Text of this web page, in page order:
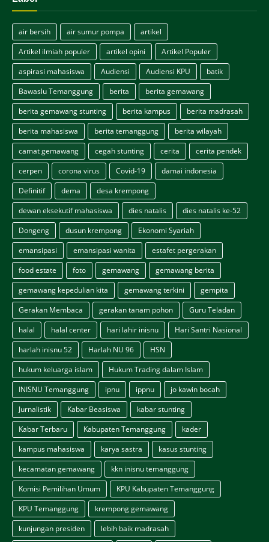
air bersih air sumur pompa
artikel
Artikel ilmiah populer
artikel opini
Artikel Populer
aspirasi mahasiswa
Audiensi Audiensi KPU
batik
Bawaslu Temanggung
berita
berita gemawang
berita gemawang stunting
berita kampus
berita madrasah
berita mahasiswa
berita temanggung
berita wilayah
camat gemawang
cegah stunting cerita
cerita pendek
cerpen
corona virus Covid-19
damai indonesia
Definitif
dema
desa krempong
dewan eksekutif mahasiswa
dies natalis
dies natalis ke-52
Dongeng
dusun krempong
Ekonomi Syariah
emansipasi
emansipasi wanita
estafet pergerakan
food estate
foto gemawang
gemawang berita
gemawang kepedulian kita
gemawang terkini
gempita
Gerakan Membaca
gerakan tanam pohon
Guru Teladan
halal
halal center hari lahir inisnu
Hari Santri Nasional
harlah inisnu 52
Harlah NU 96
HSN
hukum keluarga islam
Hukum Trading dalam Islam
INISNU Temanggung
ipnu ippnu
jo kawin bocah
Jurnalistik
Kabar Beasiswa
kabar stunting
Kabar Terbaru
Kabupaten Temanggung
kader
kampus mahasiswa
karya sastra
kasus stunting
kecamatan gemawang
kkn inisnu temanggung
Komisi Pemilihan Umum
KPU Kabupaten Temanggung
KPU Temanggung
krempong gemawang
kunjungan presiden
lebih baik madrasah